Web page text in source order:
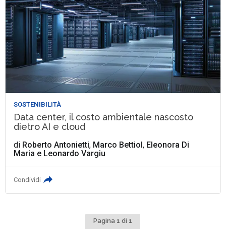
SOSTENIBILITÀ
Data center, il costo ambientale nascosto
dietro AI e cloud
di Roberto Antonietti, Marco Bettiol, Eleonora Di
Maria e Leonardo Vargiu
Condividi
Pagina 1 di 1